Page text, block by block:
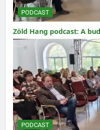
PODCAST
Zöld Hang podcast: A
PODCAST